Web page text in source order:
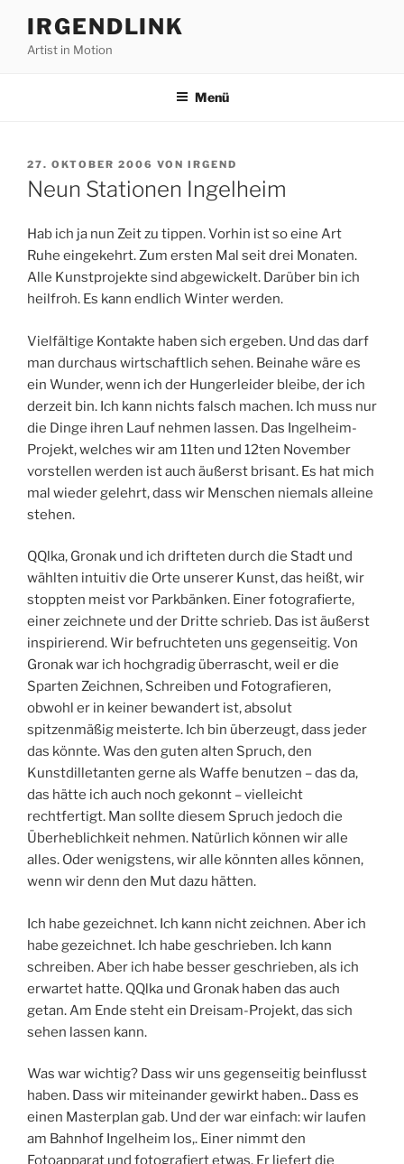
Inhalt
springen
IRGENDLINK
Artist in Motion
Menü
VERÖFFENTLICHT
AM
27. OKTOBER 2006 VON IRGEND
Neun Stationen Ingelheim
Hab ich ja nun Zeit zu tippen. Vorhin ist so eine Art
Ruhe eingekehrt. Zum ersten Mal seit drei Monaten.
Alle Kunstprojekte sind abgewickelt. Darüber bin ich
heilfroh. Es kann endlich Winter werden.
Vielfältige Kontakte haben sich ergeben. Und das darf
man durchaus wirtschaftlich sehen. Beinahe wäre es
ein Wunder, wenn ich der Hungerleider bleibe, der ich
derzeit bin. Ich kann nichts falsch machen. Ich muss nur
die Dinge ihren Lauf nehmen lassen. Das Ingelheim-
Projekt, welches wir am 11ten und 12ten November
vorstellen werden ist auch äußerst brisant. Es hat mich
mal wieder gelehrt, dass wir Menschen niemals alleine
stehen.
QQlka, Gronak und ich drifteten durch die Stadt und
wählten intuitiv die Orte unserer Kunst, das heißt, wir
stoppten meist vor Parkbänken. Einer fotografierte,
einer zeichnete und der Dritte schrieb. Das ist äußerst
inspirierend. Wir befruchteten uns gegenseitig. Von
Gronak war ich hochgradig überrascht, weil er die
Sparten Zeichnen, Schreiben und Fotografieren,
obwohl er in keiner bewandert ist, absolut
spitzenmäßig meisterte. Ich bin überzeugt, dass jeder
das könnte. Was den guten alten Spruch, den
Kunstdilletanten gerne als Waffe benutzen – das da,
das hätte ich auch noch gekonnt – vielleicht
rechtfertigt. Man sollte diesem Spruch jedoch die
Überheblichkeit nehmen. Natürlich können wir alle
alles. Oder wenigstens, wir alle könnten alles können,
wenn wir denn den Mut dazu hätten.
Ich habe gezeichnet. Ich kann nicht zeichnen. Aber ich
habe gezeichnet. Ich habe geschrieben. Ich kann
schreiben. Aber ich habe besser geschrieben, als ich
erwartet hatte. QQlka und Gronak haben das auch
getan. Am Ende steht ein Dreisam-Projekt, das sich
sehen lassen kann.
Was war wichtig? Dass wir uns gegenseitig beinflusst
haben. Dass wir miteinander gewirkt haben.. Dass es
einen Masterplan gab. Und der war einfach: wir laufen
am Bahnhof Ingelheim los,. Einer nimmt den
Fotoapparat und fotografiert etwas. Er liefert die